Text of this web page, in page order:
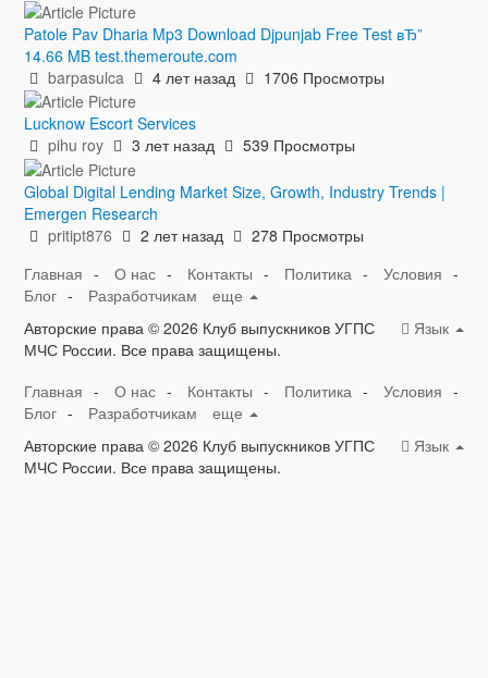
Patole Pav Dharia Mp3 Download Djpunjab Free Test вЂ”
14.66 MB test.themeroute.com
barpasulca
4 лет назад 1706 Просмотры
Lucknow Escort Services
pihu roy
3 лет назад 539 Просмотры
Global Digital Lending Market Size, Growth, Industry Trends |
Emergen Research
pritipt876
2 лет назад
278 Просмотры
Главная - О нас - Контакты - Политика - Условия -
Блог - Разработчикам
еще
Язык
Авторские права © 2026 Клуб выпускников УГПС
МЧС России. Все права защищены.
Главная - О нас - Контакты - Политика - Условия -
Блог - Разработчикам
еще
Язык
Авторские права © 2026 Клуб выпускников УГПС
МЧС России. Все права защищены.